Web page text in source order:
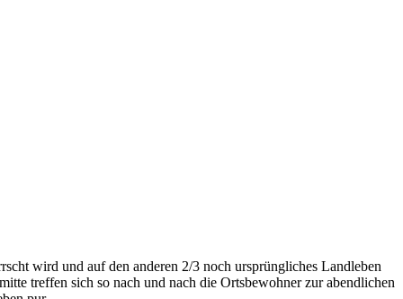
wird und auf den anderen 2/3 noch ursprüngliches Landleben
treffen sich so nach und nach die Ortsbewohner zur abendlichen